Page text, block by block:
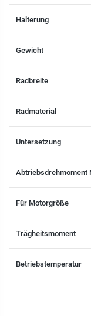
Halterung
Gewicht
Radbreite
Radmaterial
Untersetzung
Abtriebsdrehmoment
Für Motorgröße
Trägheitsmoment
Betriebstemperatur